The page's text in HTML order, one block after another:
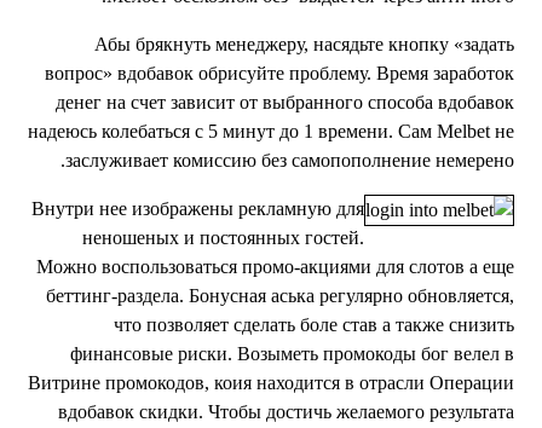
Абы брякнуть менеджеру, насядьте кнопку
вопрос» вдобавок обрисуйте проблему. Время
денег на счет зависит от выбранного способа
надеюсь колебаться с 5 минут до 1 времени. Сам Melbet
заслуживает комиссию без самопополнение
Внутри нее изображены рекламную для
неношеных и постоянных гостей.
Можно воспользоваться промо-акциями для слотов а
беттинг-раздела. Бонусная аська регулярно
что позволяет сделать боле став а также
финансовые риски. Возыметь промокоды бог велел
Витрине промокодов, коия находится в отрасли
вдобавок скидки. Чтобы достичь желаемого